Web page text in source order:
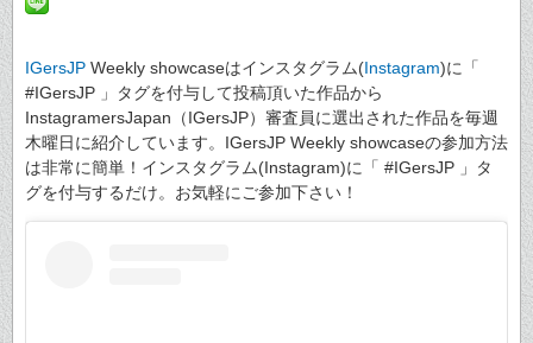
IGersJP Weekly showcaseはインスタグラム(Instagram)に「
#IGersJP 」タグを付与して投稿頂いた作品から
InstagramersJapan（IGersJP）審査員に選出された作品を毎週
木曜日に紹介しています。IGersJP Weekly showcaseの参加方法
は非常に簡単！インスタグラム(Instagram)に「 #IGersJP 」タ
グを付与するだけ。お気軽にご参加下さい！